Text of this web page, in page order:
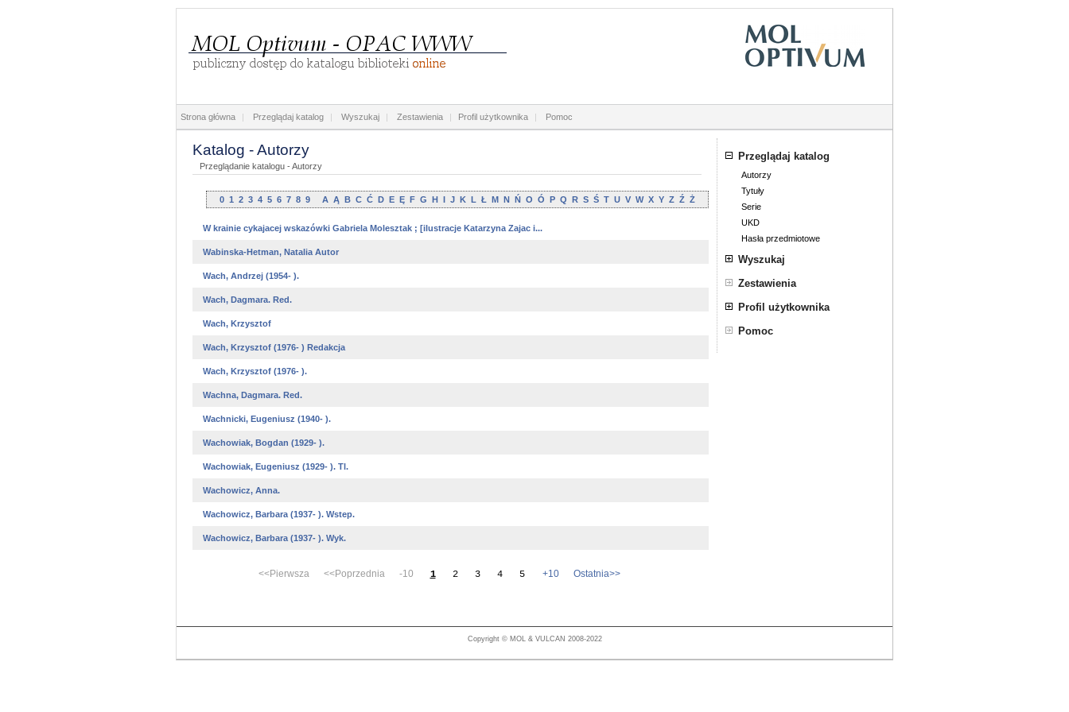
Strona główna | Przeglądaj katalog | Wyszukaj | Zestawienia | Profil użytkownika | Pomoc
Katalog - Autorzy
Przeglądanie katalogu - Autorzy
0 1 2 3 4 5 6 7 8 9 A Ą B C Ć D E Ę F G H I J K L Ł M N Ń O Ó P Q R S Ś T U V W X Y Z Ź Ż
W krainie cykajacej wskazówki Gabriela Molesztak ; [ilustracje Katarzyna Zajac i...
Wabinska-Hetman, Natalia Autor
Wach, Andrzej (1954- ).
Wach, Dagmara. Red.
Wach, Krzysztof
Wach, Krzysztof (1976- ) Redakcja
Wach, Krzysztof (1976- ).
Wachna, Dagmara. Red.
Wachnicki, Eugeniusz (1940- ).
Wachowiak, Bogdan (1929- ).
Wachowiak, Eugeniusz (1929- ). Tl.
Wachowicz, Anna.
Wachowicz, Barbara (1937- ). Wstep.
Wachowicz, Barbara (1937- ). Wyk.
<<Pierwsza <<Poprzednia -10 1 2 3 4 5 +10 Ostatnia>>
Przeglądaj katalog
Autorzy
Tytuły
Serie
UKD
Hasła przedmiotowe
Wyszukaj
Wyszukiwanie złożone
Zestawienia
Profil użytkownika
Zaloguj się
Pomoc
Copyright © MOL & VULCAN 2008-2022